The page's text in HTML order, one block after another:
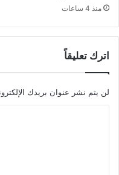
منذ 4 ساعات
اترك تعليقاً
لن يتم نشر عنوان بريدك